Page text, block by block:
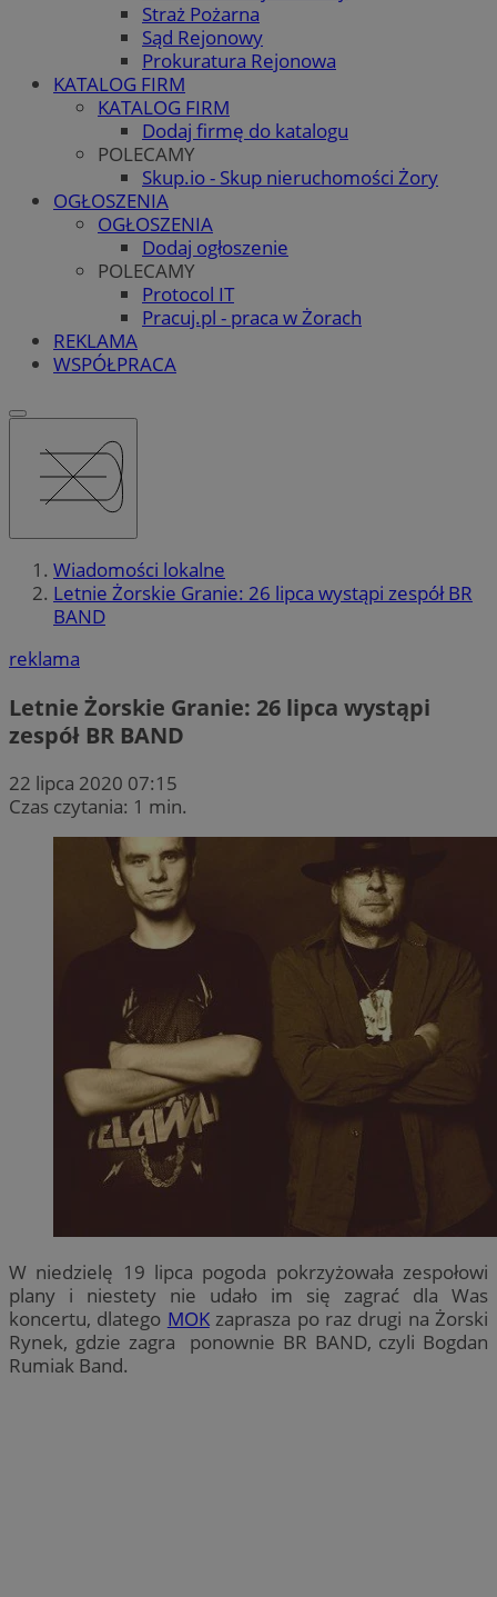
Straż Pożarna
Sąd Rejonowy
Prokuratura Rejonowa
KATALOG FIRM
KATALOG FIRM
Dodaj firmę do katalogu
POLECAMY
Skup.io - Skup nieruchomości Żory
OGŁOSZENIA
OGŁOSZENIA
Dodaj ogłoszenie
POLECAMY
Protocol IT
Pracuj.pl - praca w Żorach
REKLAMA
WSPÓŁPRACA
Wiadomości lokalne
Letnie Żorskie Granie: 26 lipca wystąpi zespół BR
BAND
reklama
Letnie Żorskie Granie: 26 lipca wystąpi
zespół BR BAND
22 lipca 2020 07:15
Czas czytania: 1 min.
W niedzielę 19 lipca pogoda pokrzyżowała zespołowi
plany i niestety nie udało im się zagrać dla Was
koncertu, dlatego MOKzaprasza po raz drugi na Żorski
Rynek, gdzie zagra ponownie BR BAND, czyli Bogdan
Rumiak Band.